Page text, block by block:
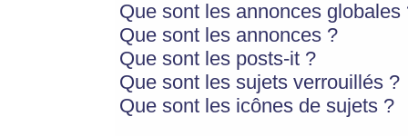
Que sont les annonces globales
Que sont les annonces ?
Que sont les posts-it ?
Que sont les sujets verrouillés ?
Que sont les icônes de sujets ?